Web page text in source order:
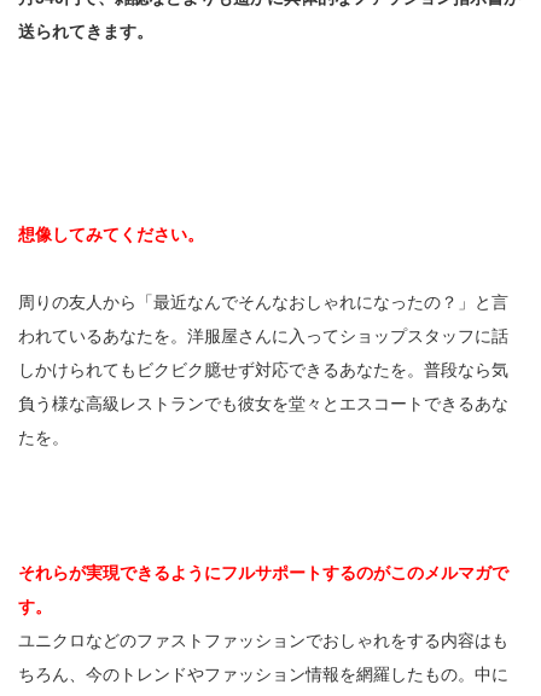
送られてきます。
想像してみてください。
周りの友人から「最近なんでそんなおしゃれになったの？」と言
われているあなたを。洋服屋さんに入ってショップスタッフに話
しかけられてもビクビク臆せず対応できるあなたを。普段なら気
負う様な高級レストランでも彼女を堂々とエスコートできるあな
たを。
それらが実現できるようにフルサポートするのがこのメルマガで
す。
ユニクロなどのファストファッションでおしゃれをする内容はも
ちろん、今のトレンドやファッション情報を網羅したもの。中に